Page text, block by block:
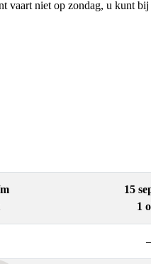
vaart niet op zondag, u kunt
15
1
–